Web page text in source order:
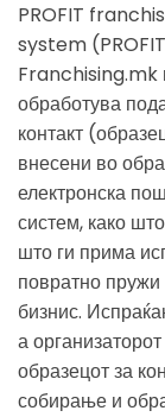
PROFIT
system
Franchising.mk
обработува
контакт
внесени во
електронска
систем, како
што ги прима
повратно
бизнис.
а
образецот за
собирање и